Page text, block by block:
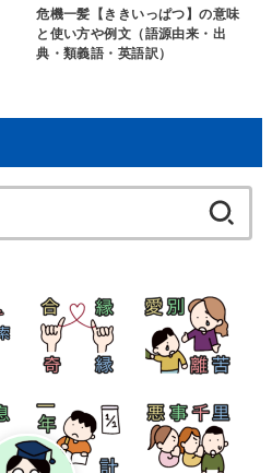
危機一髪【ききいっぱつ】の意味
と使い方や例文（語源由来・出
典・類義語・英語訳）
索: